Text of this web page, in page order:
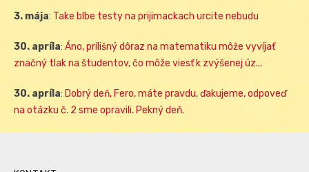
3. mája: Take blbe testy na prijimackach urcite nebudu
30. apríla: Áno, prílišný dôraz na matematiku môže vyvíjať
značný tlak na študentov, čo môže viesť k zvýšenej úz...
30. apríla: Dobrý deň, Fero, máte pravdu, ďakujeme, odpoveď
na otázku č. 2 sme opravili. Pekný deň.